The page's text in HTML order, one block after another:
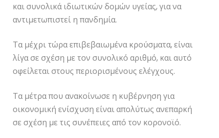
και συνολικά ιδιωτικών δομών υγείας, για να
αντιμετωπιστεί η πανδημία.
Τα μέχρι τώρα επιβεβαιωμένα κρούσματα, είναι
λίγα σε σχέση με τον συνολικό αριθμό, και αυτό
οφείλεται στους περιορισμένους ελέγχους.
Τα μέτρα που ανακοίνωσε η κυβέρνηση για
οικονομική ενίσχυση είναι απολύτως ανεπαρκή
σε σχέση με τις συνέπειες από τον κορονοϊό.